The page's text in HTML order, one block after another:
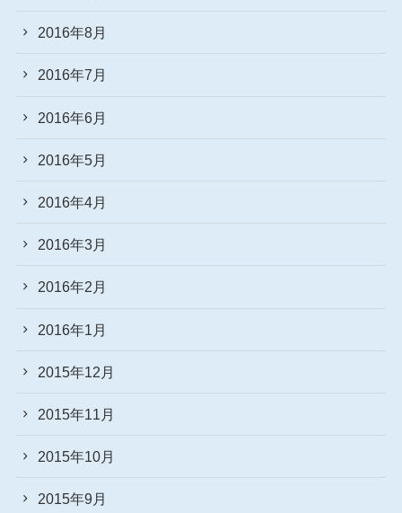
2016年8月
2016年7月
2016年6月
2016年5月
2016年4月
2016年3月
2016年2月
2016年1月
2015年12月
2015年11月
2015年10月
2015年9月